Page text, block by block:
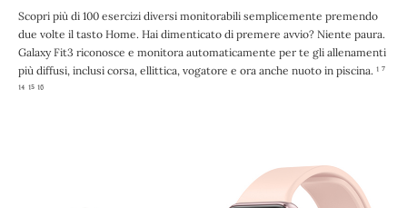
Scopri più di 100 esercizi diversi monitorabili semplicemente premendo
due volte il tasto Home. Hai dimenticato di premere avvio? Niente paura.
Galaxy Fit3 riconosce e monitora automaticamente per te gli allenamenti
più diffusi, inclusi corsa, ellittica, vogatore e ora anche nuoto in piscina. ¹ ⁷
¹⁴ ¹⁵ ¹⁶